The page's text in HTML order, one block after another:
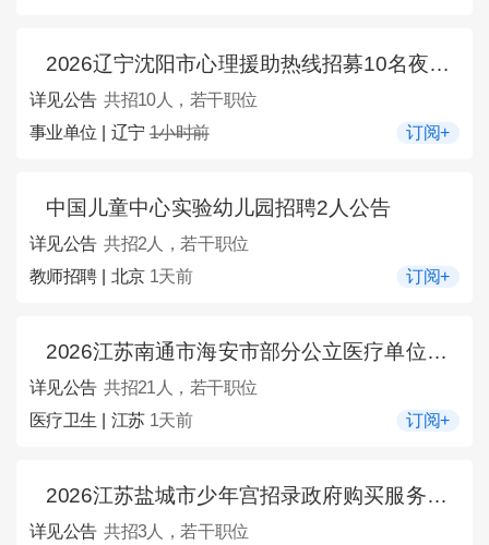
2026辽宁沈阳市心理援助热线招募10名夜班接线员公告
详见公告 共招10人，若干职位
事业单位 | 辽宁 1小时前 订阅+
中国儿童中心实验幼儿园招聘2人公告
详见公告 共招2人，若干职位
教师招聘 | 北京 1天前 订阅+
2026江苏南通市海安市部分公立医疗单位招聘编外人员21人公告
详见公告 共招21人，若干职位
医疗卫生 | 江苏 1天前 订阅+
2026江苏盐城市少年宫招录政府购买服务用工3人公告
详见公告 共招3人，若干职位